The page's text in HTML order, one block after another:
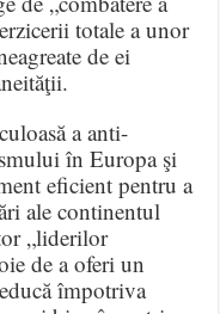
totale a unor
de ei
a anti-
în Europa şi
eficient pentru a
ale continentul
„liderilor
de a oferi un
împotriva